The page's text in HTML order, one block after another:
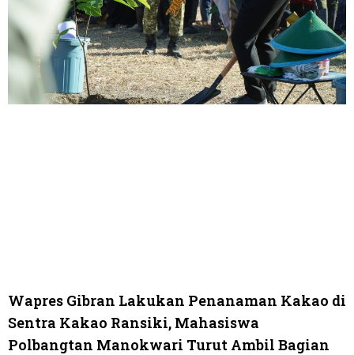
Wapres Gibran Lakukan Penanaman Kakao di
Sentra Kakao Ransiki, Mahasiswa
Polbangtan Manokwari Turut Ambil Bagian